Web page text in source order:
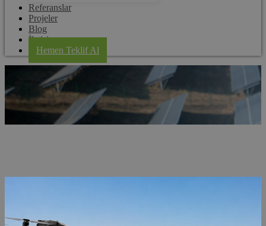
Referanslar
Projeler
Blog
İletişim
Hemen Teklif Al